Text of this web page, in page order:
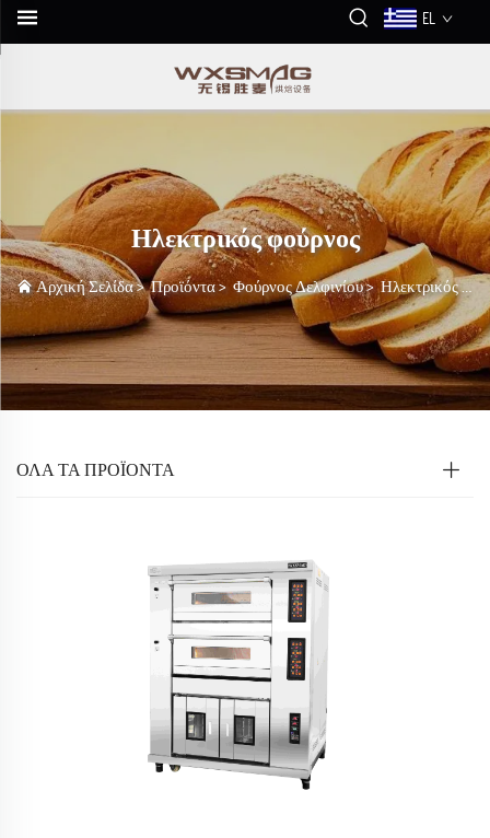
EL
Ηλεκτρικός φούρνος
Αρχική Σελίδα>Προϊόντα> Φούρνος Δελφινίου>Ηλεκτρικός φούρνος
ΌΛΑ ΤΑ ΠΡΟΪΟΝΤΑ